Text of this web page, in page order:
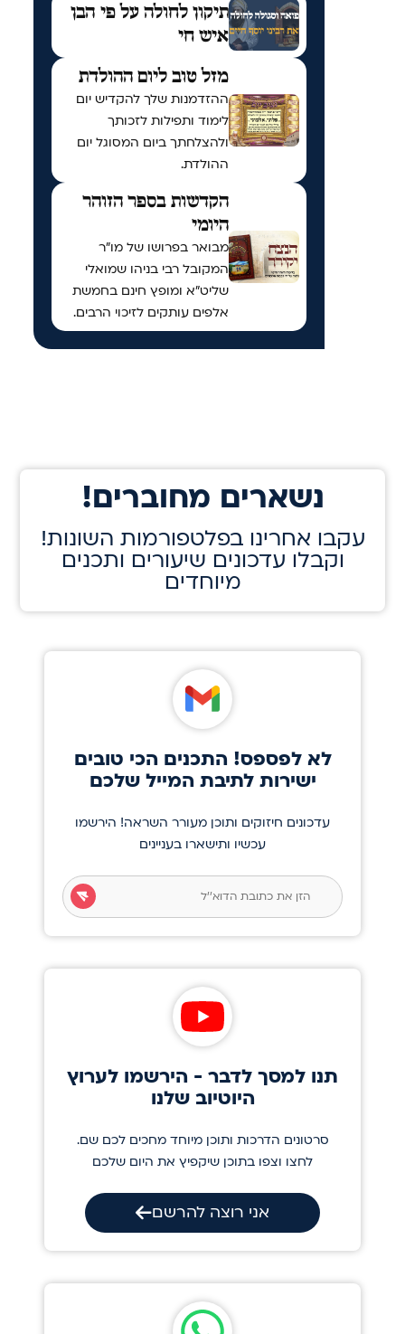
תיקון לחולה על פי הבן
איש חי
מזל טוב ליום ההולדת
ההזדמנות שלך להקדיש יום
לימוד ותפילות לזכותך
ולהצלחתך ביום המסוגל יום
ההולדת.
הקדשות בספר הזוהר
היומי
מבואר בפרושו של מו"ר
המקובל רבי בניהו שמואלי
שליט"א ומופץ חינם בחמשת
אלפים עותקים לזיכוי הרבים.
!נשארים מחוברים
!עקבו אחרינו בפלטפורמות השונות
וקבלו עדכונים שיעורים ותכנים
מיוחדים
לא לפספס! התכנים הכי טובים
ישירות לתיבת המייל שלכם
עדכונים חיזוקים ותוכן מעורר השראה! הירשמו
עכשיו ותישארו בעניינים
תנו למסך לדבר - הירשמו לערוץ
היוטיוב שלנו
סרטונים הדרכות ותוכן מיוחד מחכים לכם שם.
לחצו וצפו בתוכן שיקפיץ את היום שלכם
אני רוצה להרשם